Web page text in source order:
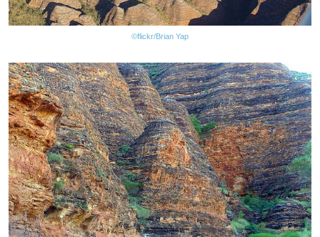
©flickr/Brian Yap